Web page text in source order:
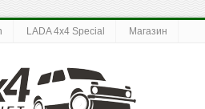
LADA 4x4 Special Магазин